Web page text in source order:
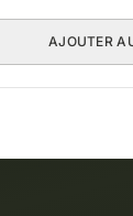
AJOUTER